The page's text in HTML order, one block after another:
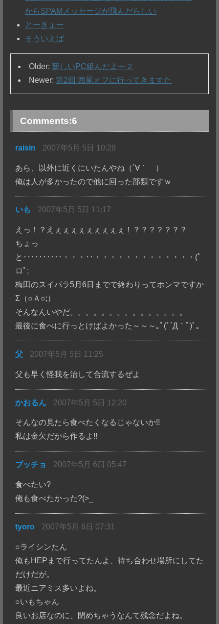
からSPAMメッセージが飛んだらしい
とーきょー
そういえば
Older: 新しいPC組んだよー２
Newer:第2回 西尾オフに行ってきますた
Comments:6
raisin 2007年5月 5日 10:29
あら、以外に近くにいたんやね（´∀｀ ）
俺は人が多かったので他に回った部類ですｗ
いも 2007年5月 5日 11:17
えっ！？えぇぇぇぇぇぇぇぇぇ！？？？？？？？
ちょっ
と･･････････・・・･･・・・・・・・・・・・・・(ﾟ
ロﾟ;
梅田のスイパラ5月6日までで終わりってホンマですか
Σ（○Ａ○;）
そんなんいやだ。。。。。。。。。。。。。。。
最後に食べに行っとけばよかった～～～｡ﾟ(ﾟ´Д｀ﾟ)ﾟ｡
父 2007年5月 5日 11:25
父も早く怪我を治して合流するぜよ
かおるん 2007年5月 5日 12:20
そんなの見たら食べたくなるじゃないか!!
私は金欠だから作るよ!!
ブッチョ 2007年5月 6日 05:47
食べたい?
俺も食べたかった?(>_
tyoro 2007年5月 6日 07:31
○ライシンたん
俺もHEPまで行ってたんよ、待ち合わせ場所にしてた
だけだが。
最近ニアミス多いよね。
○いもちゃん
良いお店なのに、閉めちゃうなんて残念だよね。